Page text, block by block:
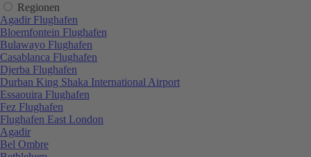
Regionen
Agadir Flughafen
Bloemfontein Flughafen
Bulawayo Flughafen
Casablanca Flughafen
Djerba Flughafen
Durban King Shaka International Airport
Essaouira Flughafen
Fez Flughafen
Flughafen East London
Agadir
Bel Ombre